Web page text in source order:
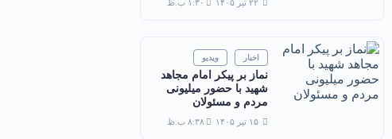
۲۲ تیر ۱۴۰۵ ۱:۳۰ ب.ظ
اخبار ویدیو
نماز بر پیکر امام مجاهد
شهید با حضور میلیونی
مردم و مسئولان
۱۵ تیر ۱۴۰۵ ۸:۳۸ ب.ظ